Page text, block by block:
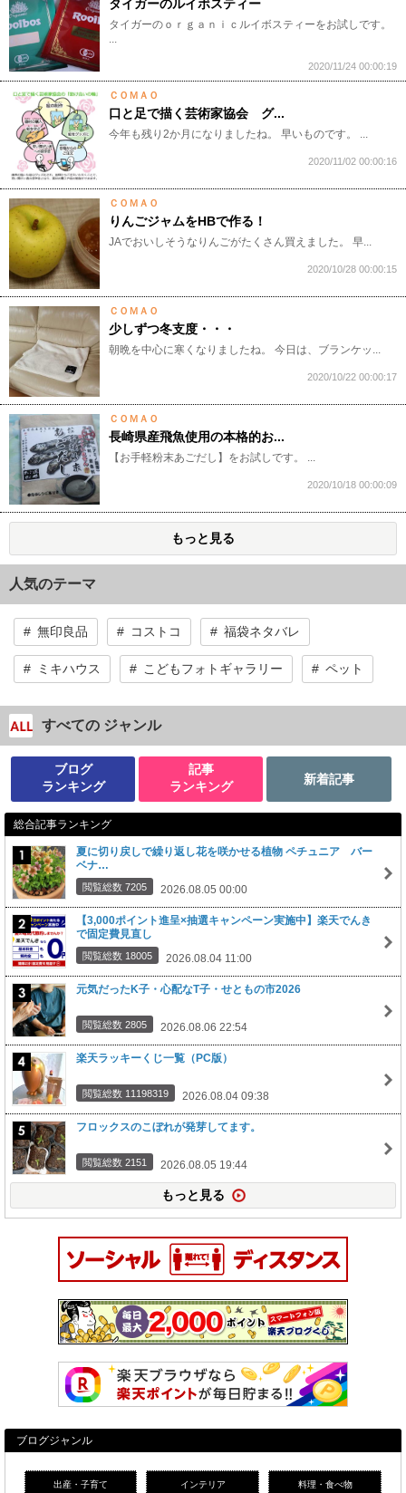
タイガーのルイボスティー
タイガーのｏｒｇａｎｉｃルイボスティーをお試しです。
2020/11/24 00:00:19
ＣＯＭＡＯ
口と足で描く芸術家協会 グ...
今年も残り2か月になりましたね。 早いものです。 ...
2020/11/02 00:00:16
ＣＯＭＡＯ
りんごジャムをHBで作る！
JAでおいしそうなりんごがたくさん買えました。 早...
2020/10/28 00:00:15
ＣＯＭＡＯ
少しずつ冬支度・・・
朝晩を中心に寒くなりましたね。 今日は、ブランケッ...
2020/10/22 00:00:17
ＣＯＭＡＯ
長崎県産飛魚使用の本格的お...
​【お手軽粉末あごだし】​をお試しです。 ...
2020/10/18 00:00:09
もっと見る
人気のテーマ
無印良品 コストコ 福袋ネタバレ
ミキハウス こどもフォトギャラリー ペット
すべての ジャンル
ブログ
ランキング
記事
ランキング
新着記事
総合記事ランキング
夏に切り戻しで繰り返し花を咲かせる植物 ペチュニア バー
ベナ…
閲覧総数 7205 2026.08.05 00:00
【3,000ポイント進呈×抽選キャンペーン実施中】楽天でんき
で固定費見直し
閲覧総数 18005 2026.08.04 11:00
元気だったK子・心配なT子・せともの市2026
閲覧総数 2805 2026.08.06 22:54
楽天ラッキーくじ一覧（PC版）
閲覧総数 11198319 2026.08.04 09:38
フロックスのこぼれが発芽してます。
閲覧総数 2151 2026.08.05 19:44
もっと見る
ブログジャンル
出産・子育て インテリア 料理・食べ物